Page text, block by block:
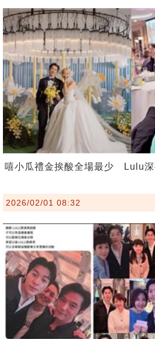
嘻小瓜禮金挨酸全場最少 Lulu深
2026/02/01 08:32